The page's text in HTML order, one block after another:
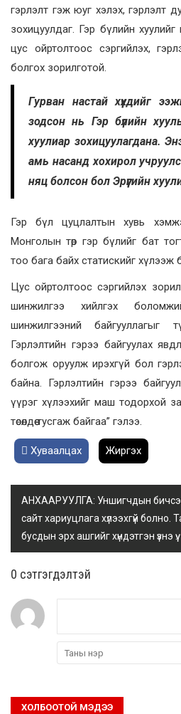
гэрлэлт гэж юуг хэлэх, гэрлэлт
зохицуулдаг. Гэр бүлийн
цус ойртолтоос сэргийлэх,
болгох зорилготой.
Гурван настай хүүхдийг
зодсон нь Гэр бүлийн
хуулиар зохицуулагдана.
амь насанд хохирол
няц болсон бол Эрүүгийн
Гэр бүл цуцлалтын хувь
Монголын төр гэр бүлийг бат
тоо бага байх статискийг хүлээж
Цус ойртолтоос сэргийлэх
шинжилгээ хийлгэх
шинжилгээний байгууллагыг
Гэрлэлтийн гэрээ байгуулах
болгож оруулж ирэхгүй бол
байна. Гэрлэлтийн гэрээ
үүрэг хүлээхийг маш тодорхой
төсөлдөө тусгаж байгаа” гэлээ.
Хуваалцах Жиргэх
АНХААРУУЛГА: Уншигчдын
сайт хариуцлага хүлээхгүй болно.
бусдын эрх ашгийг хүндэтгэн үзнэ үү.
0 cэтгэгдэлтэй
ХОЛБООТОЙ МЭДЭЭ